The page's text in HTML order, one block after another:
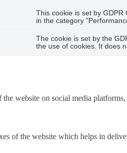
This cookie is set by
in the category
The cookie is set by the
the use of cookies. It does
website on social media
of the website which helps in